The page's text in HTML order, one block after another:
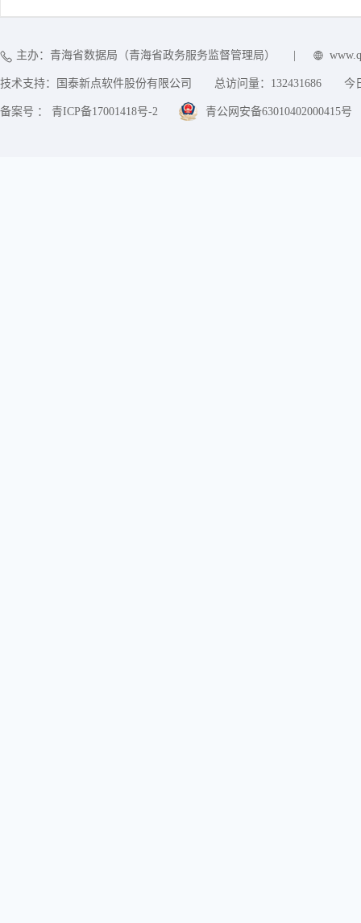
主办：青海省数据局（青海省政务服务监督管理局）
技术支持：国泰新点软件股份有限公司 总访问量： 132431686 今
备案号 ： 青ICP备17001418号-2 青公网安备63010402000415号